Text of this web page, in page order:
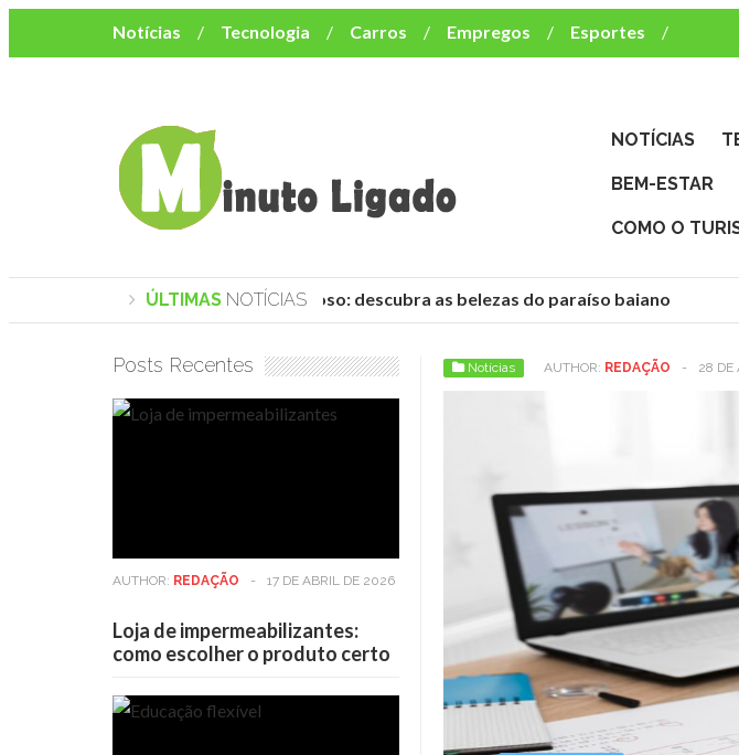
Notícias Tecnologia Carros Empregos
Esportes
Mulher
Bem-Estar Negócios
Música e TV
NOTÍCIAS
BEM-ESTAR
COMO O
ÚLTIMAS NOTÍCIAS
Praias de Trancoso: descubra as belezas do paraíso baiano
Notícias AUTHOR: REDAÇÃO - 28 DE
Posts Recentes
AUTHOR: REDAÇÃO - 17 DE ABRIL DE 2026
Loja de impermeabilizantes:
como escolher o produto certo